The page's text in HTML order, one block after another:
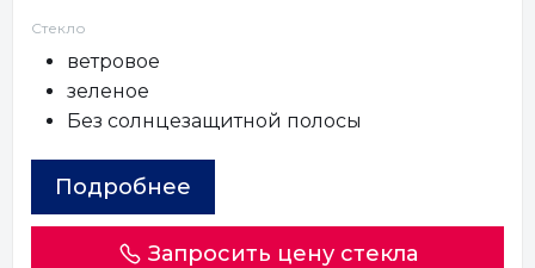
Стекло
ветровое
зеленое
Без солнцезащитной полосы
Подробнее
Запросить цену стекла